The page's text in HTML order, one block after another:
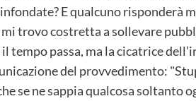
E qualcuno risponderà
mi trovo costretta a sollevare
tempo passa, ma la cicatrice
del provvedimento:
se ne sappia qualcosa soltanto